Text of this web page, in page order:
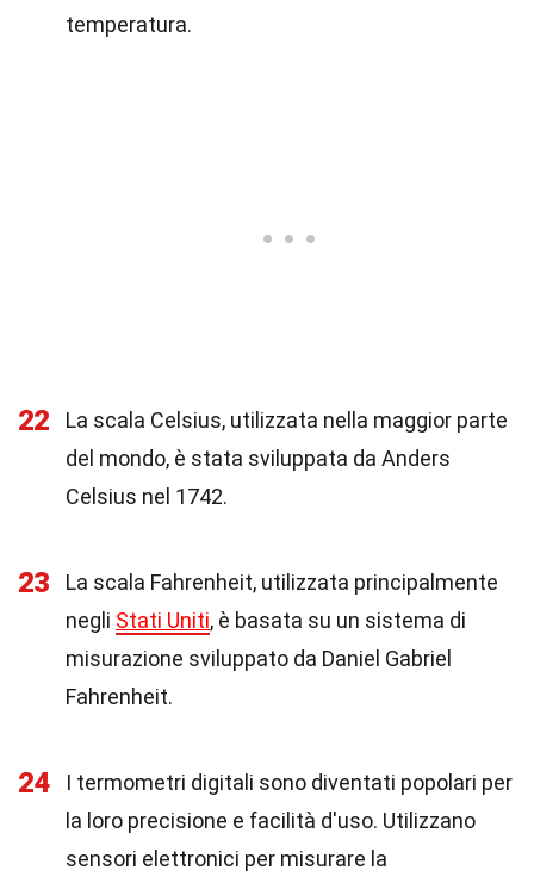
temperatura.
22
La scala Celsius, utilizzata nella maggior parte
del mondo, è stata sviluppata da Anders
Celsius nel 1742.
23
La scala Fahrenheit, utilizzata principalmente
negli Stati Uniti, è basata su un sistema di
misurazione sviluppato da Daniel Gabriel
Fahrenheit.
24
I termometri digitali sono diventati popolari per
la loro precisione e facilità d'uso. Utilizzano
sensori elettronici per misurare la